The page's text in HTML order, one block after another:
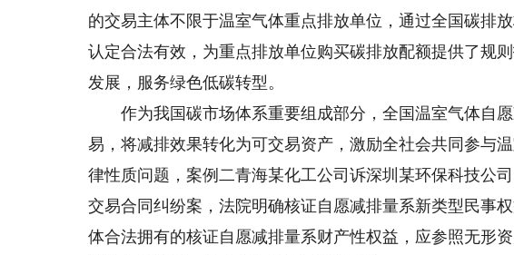
的交易主体不限于温室气体重点排放单位，通过全国碳排
认定合法有效，为重点排放单位购买碳排放配额提供了规
发展，服务绿色低碳转型。
作为我国碳市场体系重要组成部分，全国温室气体自愿
易，将减排效果转化为可交易资产，激励全社会共同参与
律性质问题，案例二青海某化工公司诉深圳某环保科技公
交易合同纠纷案，法院明确核证自愿减排量系新类型民事
体合法拥有的核证自愿减排量系财产性权益，应参照无形